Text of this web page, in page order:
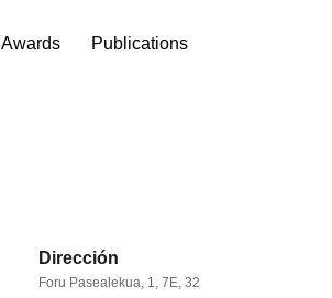
Awards Publications
Dirección
Foru Pasealekua, 1, 7E, 32